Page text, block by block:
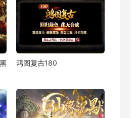
鸿图复古180